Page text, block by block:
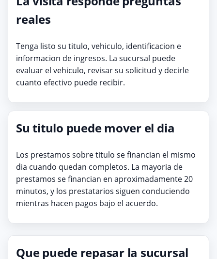
reales
Tenga listo su titulo, vehiculo, identificacion e
informacion de ingresos. La sucursal puede
evaluar el vehiculo, revisar su solicitud y decirle
cuanto efectivo puede recibir.
Su titulo puede mover el dia
Los prestamos sobre titulo se financian el mismo
dia cuando quedan completos. La mayoria de
prestamos se financian en aproximadamente 20
minutos, y los prestatarios siguen conduciendo
mientras hacen pagos bajo el acuerdo.
Que puede repasar la sucursal